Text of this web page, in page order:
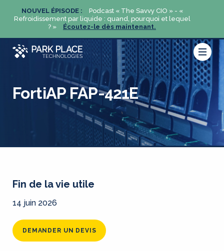
NOUVEL ÉPISODE :
Podcast « The Savvy CIO » - «
Refroidissement par liquide : quand, pourquoi et lequel
? »
Écoutez-le dès maintenant.
FortiAP FAP-421E
Fin de la vie utile
14 juin 2026
DEMANDER UN DEVIS